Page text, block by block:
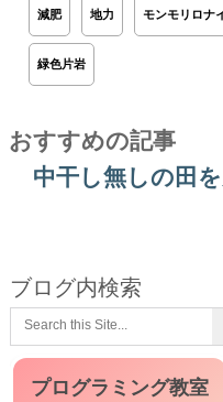
減肥 地力 モンモリロナ
緑色片岩
おすすめの記事
中干し無しの田
ブログ内検索
プログラミング教室